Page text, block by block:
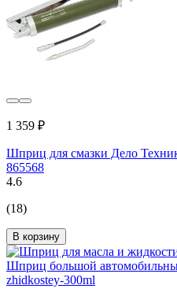
1 359 ₽
Шприц для смазки Дело
865568
4.6
(18)
В корзину